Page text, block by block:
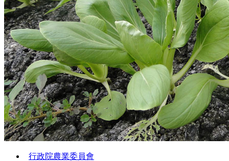
行政院農業委員會